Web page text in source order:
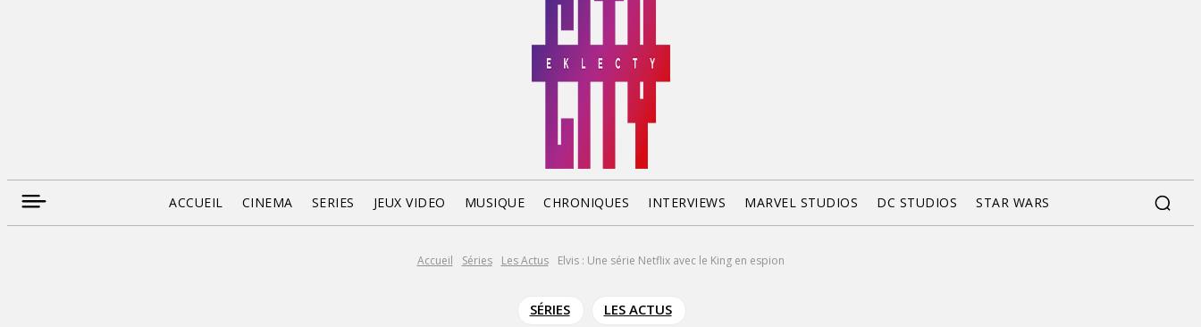
ACCUEIL CINEMA SERIES JEUX VIDEO MUSIQUE CHRONIQUES INTERVIEWS MARVEL STUDIOS DC STUDIOS STAR WARS
Accueil Séries Les Actus Elvis : Une série Netflix avec le King en espion
SÉRIES LES ACTUS